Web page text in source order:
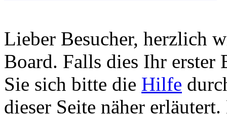
Lieber Besucher, herzlich
Board. Falls dies Ihr erster
Sie sich bitte die Hilfe
dieser Seite näher